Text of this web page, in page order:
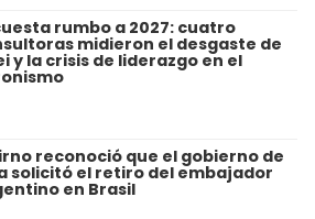
rumbo a 2027: cuatro
midieron el desgaste de
y la crisis de liderazgo en el
reconoció que el gobierno de
solicitó el retiro del embajador
en Brasil